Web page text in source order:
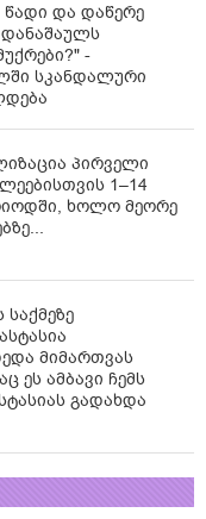
და დაწერე
-
სკანდალური
პირველი
1–14
ხოლო მეორე
საქმეზე
მიმართვას
ეს ამბავი ჩემს
გადახდა